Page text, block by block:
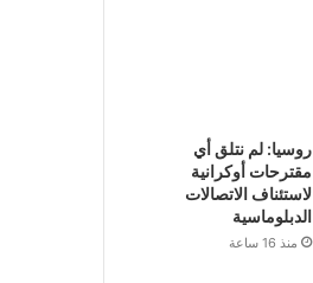
روسيا: لم نتلق أي
مقترحات أوكرانية
لاستئناف الاتصالات
الدبلوماسية
منذ 16 ساعة